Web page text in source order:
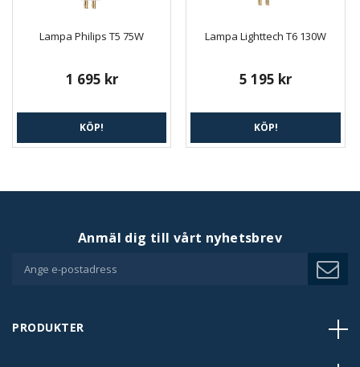
Lampa Philips T5 75W
1 695 kr
KÖP!
Lampa Lighttech T6 130W
5 195 kr
KÖP!
PRODUKTER
Anmäl dig till vårt nyhetsbrev